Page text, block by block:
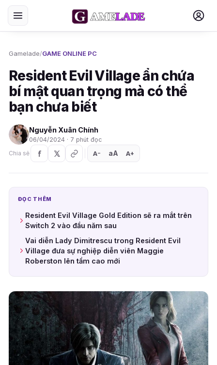
Gamelade/GAME ONLINE PC
Resident Evil Village ẩn chứa
bí mật quan trọng mà có thể
bạn chưa biết
Nguyễn Xuân Chính
06/04/2024 · 7 phút đọc
Chia sẻ
A− aA A+
ĐỌC THÊM
Resident Evil Village Gold Edition sẽ ra mắt trên
Switch 2 vào đầu năm sau
Vai diễn Lady Dimitrescu trong Resident Evil
Village đưa sự nghiệp diễn viên Maggie
Roberston lên tầm cao mới